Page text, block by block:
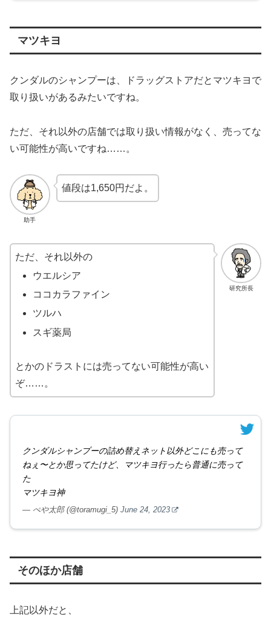
マツキヨ
クンダルのシャンプーは、ドラッグストアだとマツキヨで
取り扱いがあるみたいですね。
ただ、それ以外の店舗では取り扱い情報がなく、売ってな
い可能性が高いですね……。
助手
値段は1,650円だよ。
研究所長
ただ、それ以外の
ウエルシア
ココカラファイン
ツルハ
スギ薬局
とかのドラストには売ってない可能性が高い
ぞ……。
クンダルシャンプーの詰め替えネット以外どこにも売って
ねぇ〜とか思ってたけど、マツキヨ行ったら普通に売って
た
マツキヨ神
— ぺや太郎 (@toramugi_5) June 24, 2023
そのほか店舗
上記以外だと、